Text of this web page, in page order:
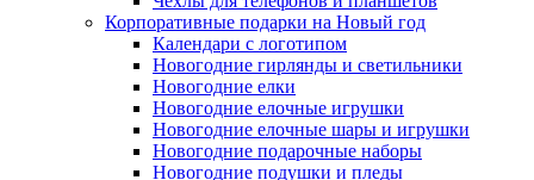
Корпоративные подарки на Новый год
Календари с логотипом
Новогодние гирлянды и светильники
Новогодние елки
Новогодние елочные игрушки
Новогодние елочные шары и игрушки
Новогодние подарочные наборы
Новогодние подушки и пледы